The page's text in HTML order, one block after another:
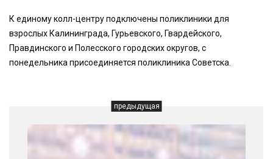
К единому колл-центру подключены поликлиники для
взрослых Калининграда, Гурьевского, Гвардейского,
Правдинского и Полесского городских округов, с
понедельника присоединяется поликлиника Советска.
предыдущая